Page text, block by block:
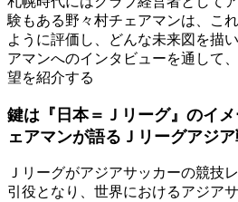
験もある野々村チェアマンは、こ
ように評価し、どんな未来図を描
アマンへのインタビューを通して
望を紹介する
鍵は『日本＝Ｊリーグ』のイ
ェアマンが語るＪリーグアジ
Ｊリーグがアジアサッカーの競技
引役となり、世界におけるアジア